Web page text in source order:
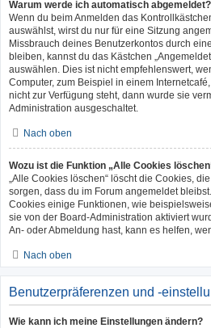
Warum werde ich automatisch abgemeldet?
Wenn du beim Anmelden das
auswählst, wirst du nur für eine Sitzung
Missbrauch deines Benutzerkontos durch
bleiben, kannst du das Kästchen
auswählen. Dies ist nicht empfehlenswert,
Computer, zum Beispiel in einem
nicht zur Verfügung steht, dann wurde sie
Administration ausgeschaltet.
Nach oben
Wozu ist die Funktion „Alle Cookies
„Alle Cookies löschen“ löscht die Cookies,
sorgen, dass du im Forum angemeldet
Cookies einige Funktionen, wie
sie von der Board-Administration aktiviert
An- oder Abmeldung hast, kann es helfen,
Nach oben
Benutzerpräferenzen und -
Wie kann ich meine Einstellungen ändern?